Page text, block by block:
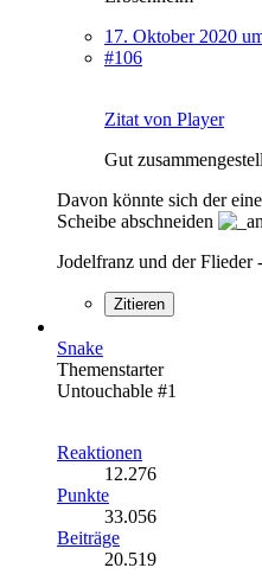
17. Oktober 2020
#106
Zitat von Player
Gut
Davon könnte sich der
Scheibe abschneiden
Jodelfranz und der
Zitieren
Snake
Themenstarter
Untouchable #1
Reaktionen
12.276
Punkte
33.056
Beiträge
20.519